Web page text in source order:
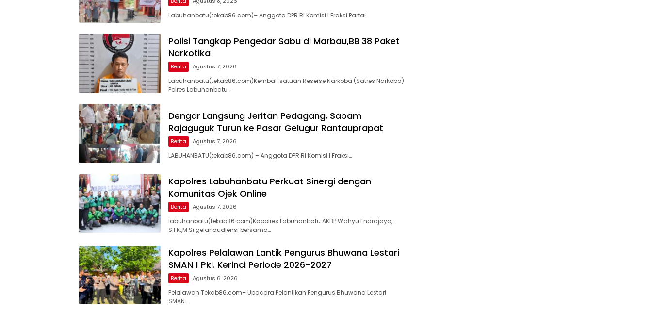
Labuhanbatu(tekab86.com)– Anggota DPR RI Komisi I Fraksi Partai…
Polisi Tangkap Pengedar Sabu di Marbau,BB 38 Paket
Narkotika
Berita Agustus 7, 2026
Labuhanbatu(tekab86.com)Kembali satuan Reserse Narkoba (Satres Narkoba)
Polres Labuhanbatu…
Dengar Langsung Jeritan Pedagang, Sabam
Rajaguguk Turun ke Pasar Gelugur Rantauprapat
Berita Agustus 7, 2026
LABUHANBATU(tekab86.com) – Anggota DPR RI Komisi I Fraksi…
Kapolres Labuhanbatu Perkuat Sinergi dengan
Komunitas Ojek Online
Berita Agustus 7, 2026
labuhanbatu(tekab86.com)Kapolres Labuhanbatu AKBP Wahyu Endrajaya,
S.I.K.,M.Si.gelar audiensi bersama…
Kapolres Pelalawan Lantik Pengurus Bhuwana Lestari
SMAN 1 Pkl. Kerinci Periode 2026-2027
Berita Agustus 6, 2026
Pelalawan Tekab86.com– Upacara Pelantikan Pengurus Bhuwana Lestari
SMAN…